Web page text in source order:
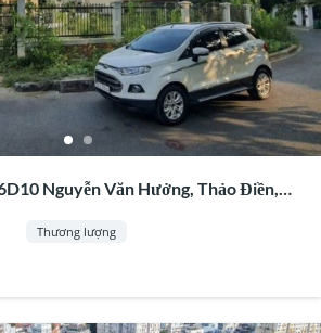
Nguyễn Văn Hưởng, Thảo Điền,
Thương lượng